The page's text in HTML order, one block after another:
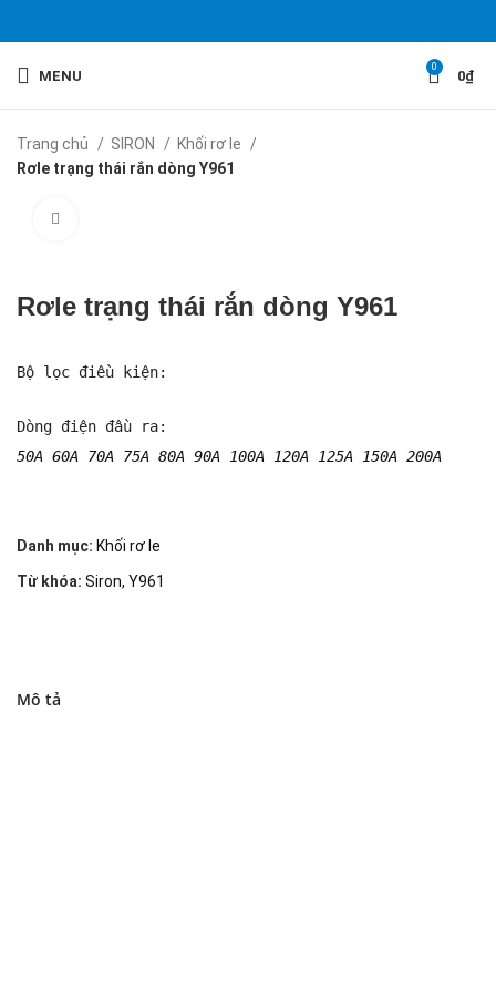
MENU
0
0₫
Trang chủ SIRON
Khối rơ le
Rơle trạng thái rắn dòng Y961
Rơle trạng thái rắn dòng Y961
Bộ lọc điều kiện:
Dòng điện đầu ra:
50A 60A 70A 75A 80A 90A 100A 120A 125A 150A 200A
Danh mục: Khối rơ le
Từ khóa: Siron, Y961
Mô tả